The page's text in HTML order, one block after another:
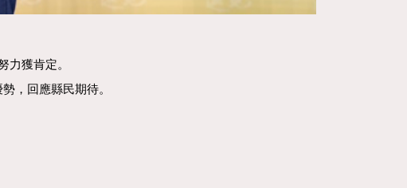
力獲肯定。
，回應縣民期待。